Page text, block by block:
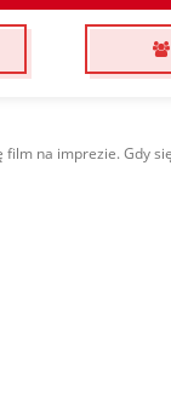
film na imprezie. Gdy